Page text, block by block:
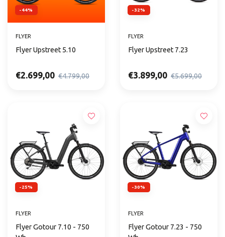
-44%
FLYER
Flyer Upstreet 5.10
€2.699,00 €4.799,00
-32%
FLYER
Flyer Upstreet 7.23
€3.899,00 €5.699,00
-25%
FLYER
Flyer Gotour 7.10 - 750
-30%
FLYER
Flyer Gotour 7.23 - 750